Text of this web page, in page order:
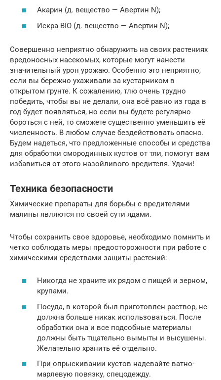
Акарин (д. вещество — Авертин N);
Искра BIO (д. вещество — Авертин N);
Совершенно неприятно обнаружить на своих растениях
вредоносных насекомых, которые могут нанести
значительный урон урожаю. Особенно это неприятно,
если вы бережно ухаживали за кустарником в
открытом грунте. К сожалению, тлю очень трудно
победить, чтобы вы не делали, она всё равно из года в
год будет появляться, но если вы будете регулярно
бороться с ней, то сможете существенно уменьшить её
численность. В любом случае бездействовать опасно.
Будем надеться, что предложенные способы и средства
для обработки смородинных кустов от тли, помогут вам
избавиться от этого назойливого вредителя. Удачи!
Техника безопасности
Химические препараты для борьбы с вредителями
малины являются по своей сути ядами.
Чтобы сохранить свое здоровье, необходимо помнить и
четко соблюдать меры предосторожности при работе с
химическими средствами защиты растений:
Никогда не храните их рядом с пищей и зерном,
крупами.
Посуда, в которой был приготовлен раствор, не
должна больше никак использоваться. После
обработки она и все подсобные материалы
должны быть тщательно вымыты и высушены.
Желательно хранить её отдельно.
При опрыскивании кустов надевайте ватно-
марлевую повязку, спецодежду.